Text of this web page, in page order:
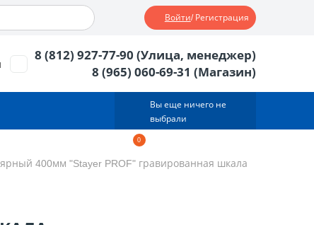
Войти/ Регистрация
8 (812) 927-77-90 (Улица, менеджер)
8 (965) 060-69-31 (Магазин)
Вы еще ничего не
выбрали
0
400мм "Stayer PROF" гравированная шкала